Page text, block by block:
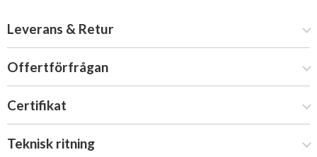
Leverans & Retur
Offertförfrågan
Certifikat
Teknisk ritning